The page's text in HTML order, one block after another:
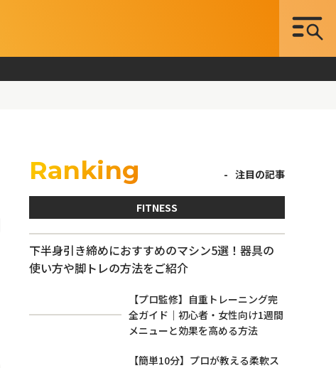
Ranking 注目の記事
FITNESS
下半身引き締めにおすすめのマシン5選！器具の
使い方や脚トレの方法をご紹介
【プロ監修】自重トレーニング完
全ガイド｜初心者・女性向け1週間
メニューと効果を高める方法
【簡単10分】プロが教える柔軟ス